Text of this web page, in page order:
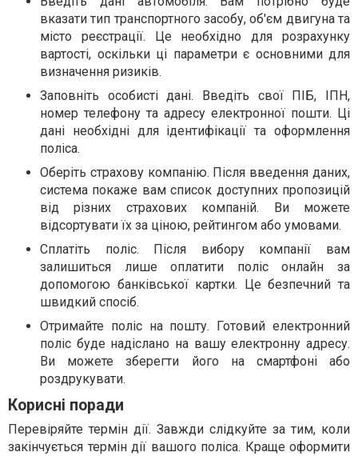
вказати тип транспортного засобу, об'єм двигуна та
місто реєстрації. Це необхідно для розрахунку
вартості, оскільки ці параметри є основними для
визначення ризиків.
Заповніть особисті дані. Введіть свої ПІБ, ІПН,
номер телефону та адресу електронної пошти. Ці
дані необхідні для ідентифікації та оформлення
поліса.
Оберіть страхову компанію. Після введення даних,
система покаже вам список доступних пропозицій
від різних страхових компаній. Ви можете
відсортувати їх за ціною, рейтингом або умовами.
Сплатіть поліс. Після вибору компанії вам
залишиться лише оплатити поліс онлайн за
допомогою банківської картки. Це безпечний та
швидкий спосіб.
Отримайте поліс на пошту. Готовий електронний
поліс буде надіслано на вашу електронну адресу.
Ви можете зберегти його на смартфоні або
роздрукувати.
Корисні поради
Перевіряйте термін дії. Завжди слідкуйте за тим, коли
закінчується термін дії вашого поліса. Краще оформити